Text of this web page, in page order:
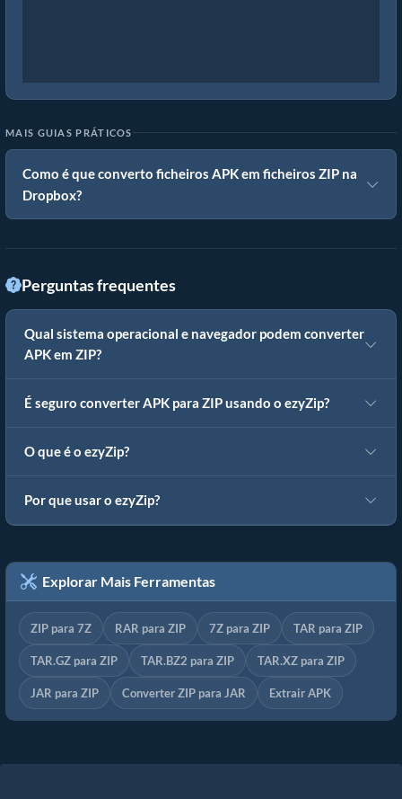
MAIS GUIAS PRÁTICOS
Como é que converto ficheiros APK em ficheiros ZIP na
Dropbox?
Perguntas frequentes
Qual sistema operacional e navegador podem converter
APK em ZIP?
É seguro converter APK para ZIP usando o ezyZip?
O que é o ezyZip?
Por que usar o ezyZip?
Explorar Mais Ferramentas
ZIP para 7Z RAR para ZIP 7Z para ZIP TAR para ZIP
TAR.GZ para ZIP TAR.BZ2 para ZIP TAR.XZ para ZIP
JAR para ZIP Converter ZIP para JAR Extrair APK